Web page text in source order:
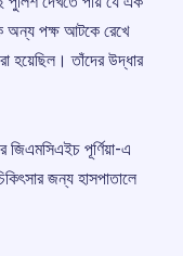
অন্য পক্ষ আটকে রেখে
হয়েছিল। তাঁদের উদ্ধার
পূর্ণিয়া-এ
জন্য হাসপাতালে